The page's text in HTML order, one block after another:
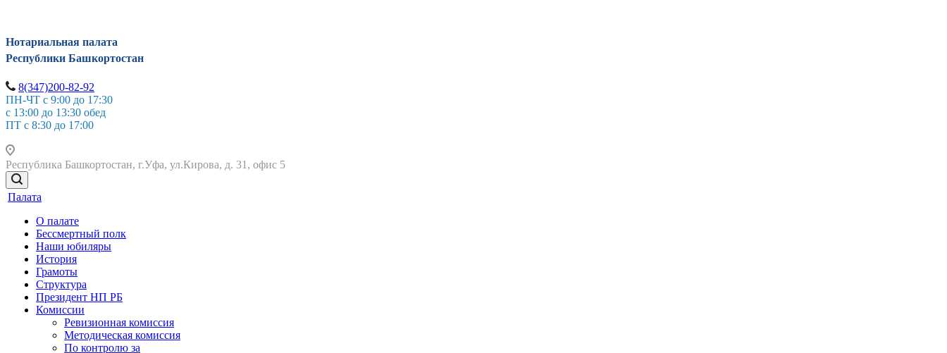
Нотариальная палата
Республики Башкортостан
8(347)200-82-92
ПН-ЧТ с 9:00 до 17:30
с 13:00 до 13:30 обед
ПТ с 8:30 до 17:00
Республика Башкортостан, г.Уфа, ул.Кирова, д. 31, офис 5
Палата
О палате
Бессмертный полк
Наши юбиляры
История
Грамоты
Структура
Президент НП РБ
Комиссии
Ревизионная комиссия
Методическая комиссия
По контролю за